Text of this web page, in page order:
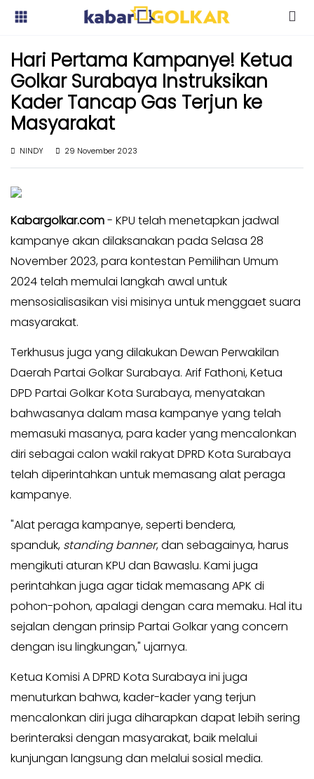
Kabar
Nasional
Kabar
Daerah
Kabar
Parlemen
Karya
Sayap
Golkar
Kagol
TV
Kabar
Pilkada
Opini
Kabar
Kader
Kabar
Kabar
Kabar
Kabinet
UKM
Kabar
DPP
Pojok
Kagol
Kabar
Photo
Nasional
Kabar
Daerah
Kabar
Parlemen
Kabar
Karya
Kabar
Sayap
Golkar
Kagol
TV
Kabar
Opini
Kabar
Kader
Kabar
Kabar
Kabar
Kabinet
UKM
Kabar
DPP
Pojok
Kagol
KABAR
KADER
Hari Pertama Kampanye! Ketua
Golkar Surabaya Instruksikan
Kader Tancap Gas Terjun ke
Masyarakat
NINDY 29 November 2023
Kabargolkar.com- KPU telah menetapkan jadwal
kampanye akan dilaksanakan pada Selasa 28
November 2023, para kontestan Pemilihan Umum
2024 telah memulai langkah awal untuk
mensosialisasikan visi misinya untuk menggaet suara
masyarakat.
Terkhusus juga yang dilakukan Dewan Perwakilan
Daerah Partai Golkar Surabaya. Arif Fathoni, Ketua
DPD Partai Golkar Kota Surabaya, menyatakan
bahwasanya dalam masa kampanye yang telah
memasuki masanya, para kader yang mencalonkan
diri sebagai calon wakil rakyat DPRD Kota Surabaya
telah diperintahkan untuk memasang alat peraga
kampanye.
"Alat peraga kampanye, seperti bendera,
spanduk, standing banner, dan sebagainya, harus
mengikuti aturan KPU dan Bawaslu. Kami juga
perintahkan juga agar tidak memasang APK di
pohon-pohon, apalagi dengan cara memaku. Hal itu
sejalan dengan prinsip Partai Golkar yang concern
dengan isu lingkungan," ujarnya.
Ketua Komisi A DPRD Kota Surabaya ini juga
menuturkan bahwa, kader-kader yang terjun
mencalonkan diri juga diharapkan dapat lebih sering
berinteraksi dengan masyarakat, baik melalui
kunjungan langsung dan melalui sosial media.